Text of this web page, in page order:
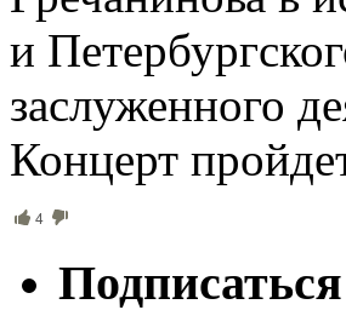
и
заслуженного
Концерт
4